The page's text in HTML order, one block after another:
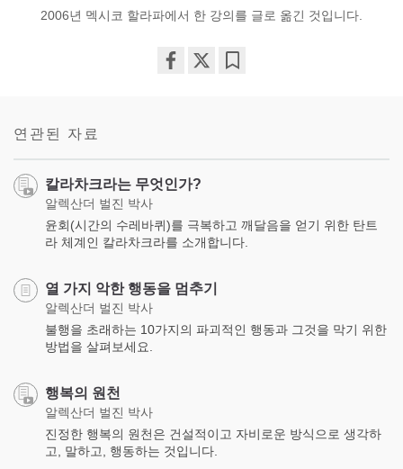
2006년 멕시코 할라파에서 한 강의를 글로 옮긴 것입니다.
연관된 자료
칼라차크라는 무엇인가?
알렉산더 벌진 박사
윤회(시간의 수레바퀴)를 극복하고 깨달음을 얻기 위한 탄트
라 체계인 칼라차크라를 소개합니다.
열 가지 악한 행동을 멈추기
알렉산더 벌진 박사
불행을 초래하는 10가지의 파괴적인 행동과 그것을 막기 위한
방법을 살펴보세요.
행복의 원천
알렉산더 벌진 박사
진정한 행복의 원천은 건설적이고 자비로운 방식으로 생각하
고, 말하고, 행동하는 것입니다.